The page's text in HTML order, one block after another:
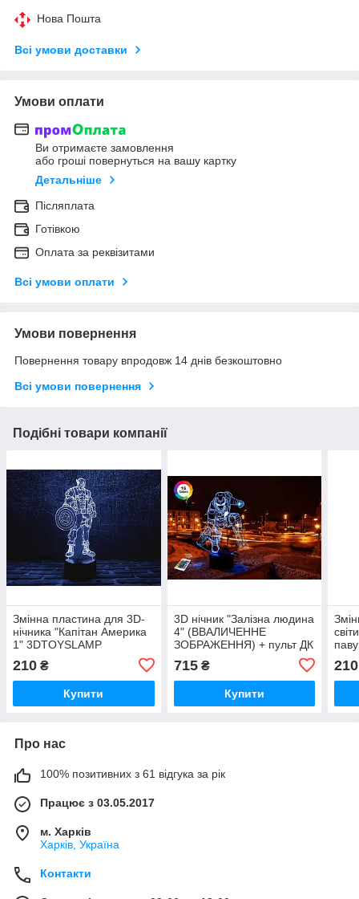
Нова Пошта
Всі умови доставки
Умови оплати
Ви отримаєте замовлення
або гроші повернуться на вашу картку
Детальніше
Післяплата
Готівкою
Оплата за реквізитами
Всі умови оплати
Умови повернення
Повернення товару впродовж 14 днів безкоштовно
Всі умови повернення
Подібні товари компанії
Змінна пластина для 3D-
нічника "Капітан Америка
1" 3DTOYSLAMP
210 ₴
Купити
3D нічник "Залізна людина
4" (ВВАЛИЧЕННЕ
ЗОБРАЖЕННЯ) + пульт ДК
+батарейки (3ААА)
3DTOYSLAMP
715₴
Купити
210
Про нас
100% позитивних з 61 відгука за рік
Працює з 03.05.2017
м. Харків
Харків, Україна
Контакти